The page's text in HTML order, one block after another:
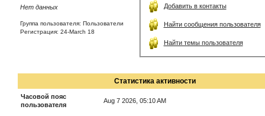
Нет данных
Группа пользователя: Пользователи
Регистрация: 24-March 18
Добавить в контакты
Найти сообщения пользователя
Найти темы пользователя
Статистика активности
Часовой пояс
пользователя
Aug 7 2026, 05:10 AM